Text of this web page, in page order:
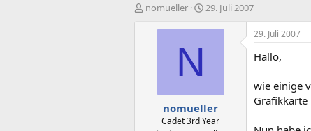
E
nomueller
E
s
t
a
m
29. Juli 2007
N
nomueller
Cadet 3rd Year
29. Juli 2007
Hallo,
wie einige
Grafikkarte